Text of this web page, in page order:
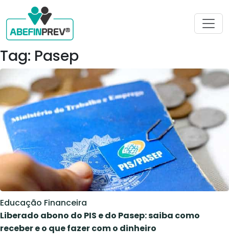
Tag: Pasep
Educação Financeira
Liberado abono do PIS e do Pasep: saiba como
receber e o que fazer com o dinheiro